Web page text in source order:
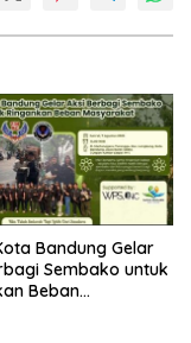
Bandung Gelar
Sembako untuk
Beban